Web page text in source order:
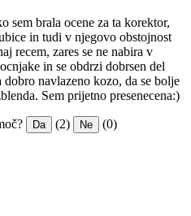
sem brala ocene za ta korektor,
in tudi v njegovo obstojnost
recem, zares se ne nabira v
in se obdrzi dobrsen del
dobro navlazeno kozo, da se bolje
Sem prijetno presenecena:)
Da (2) Ne (0)